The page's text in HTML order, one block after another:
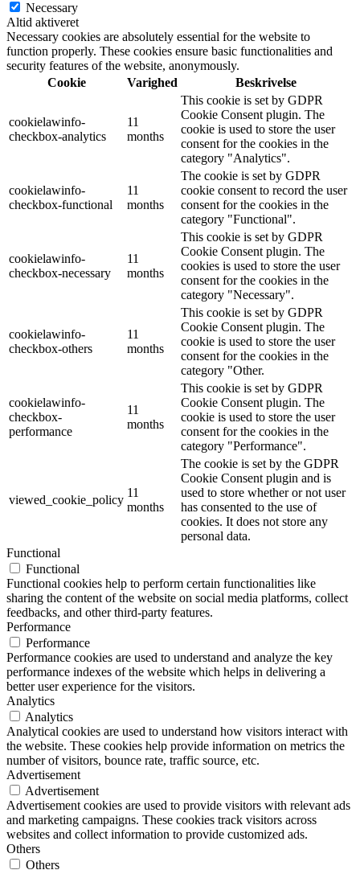
Necessary
Altid aktiveret
Necessary cookies are absolutely essential for the website to
function properly. These cookies ensure basic functionalities and
security features of the website, anonymously.
Cookie
Varighed Beskrivelse
cookielawinfo-
checkbox-analytics
11
months
This cookie is set by GDPR
Cookie Consent plugin. The
cookie is used to store the user
consent for the cookies in the
category "Analytics".
cookielawinfo-
checkbox-functional
11
months
The cookie is set by GDPR
cookie consent to record the user
consent for the cookies in the
category "Functional".
cookielawinfo-
checkbox-necessary
11
months
This cookie is set by GDPR
Cookie Consent plugin. The
cookies is used to store the user
consent for the cookies in the
category "Necessary".
cookielawinfo-
checkbox-others
11
months
This cookie is set by GDPR
Cookie Consent plugin. The
cookie is used to store the user
consent for the cookies in the
category "Other.
cookielawinfo-
checkbox-
performance
11
months
This cookie is set by GDPR
Cookie Consent plugin. The
cookie is used to store the user
consent for the cookies in the
category "Performance".
viewed_cookie_policy
11
months
The cookie is set by the GDPR
Cookie Consent plugin and is
used to store whether or not user
has consented to the use of
cookies. It does not store any
personal data.
Functional
Functional
Functional cookies help to perform certain functionalities like
sharing the content of the website on social media platforms, collect
feedbacks, and other third-party features.
Performance
Performance
Performance cookies are used to understand and analyze the key
performance indexes of the website which helps in delivering a
better user experience for the visitors.
Analytics
Analytics
Analytical cookies are used to understand how visitors interact with
the website. These cookies help provide information on metrics the
number of visitors, bounce rate, traffic source, etc.
Advertisement
Advertisement
Advertisement cookies are used to provide visitors with relevant ads
and marketing campaigns. These cookies track visitors across
websites and collect information to provide customized ads.
Others
Others